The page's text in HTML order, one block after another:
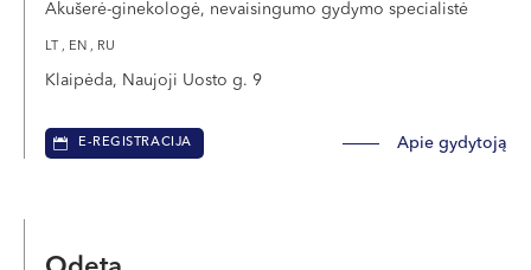
Akušerė-ginekologė, nevaisingumo gydymo specialistė
LT , EN , RU
Klaipėda, Naujoji Uosto g. 9
E-REGISTRACIJA Apie gydytoją